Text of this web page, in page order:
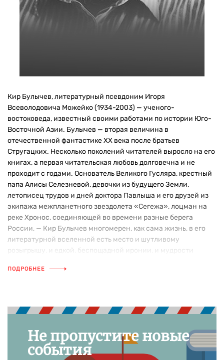
Кир Булычев, литературный псевдоним Игоря
Всеволодовича Можейко (1934-2003) — ученого-
востоковеда, известный своими работами по истории Юго-
Восточной Азии. Булычев — вторая величина в
отечественной фантастике XX века после братьев
Стругацких. Несколько поколений читателей выросло на его
книгах, а первая читательская любовь долговечна и не
проходит с годами. Основатель Великого Гусляра, крестный
папа Алисы Селезневой, девочки из будущего Земли,
летописец трудов и дней доктора Павлыша и его друзей из
экипажа межпланетного звездолета «Сегежа», лоцман на
реке Хронос, соединяющей во времени разные берега
России, — Кир Булычев многомерен, как сама жизнь, в его
литературной вселенной есть место и шутливому
розыгрышу, и едкой, беспощадной иронии, и мудрости
ПОДРОБНЕЕ
Не пропустите новые
события